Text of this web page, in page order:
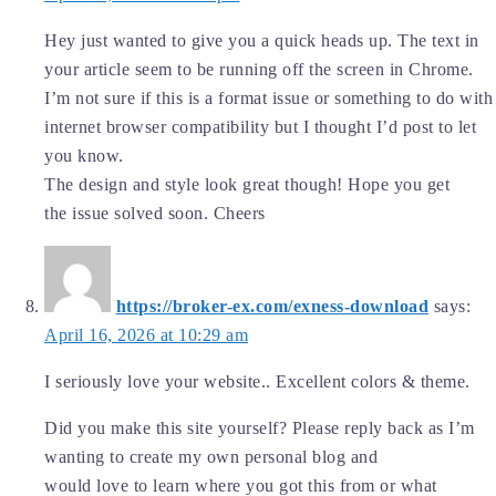
Hey just wanted to give you a quick heads up. The text in
your article seem to be running off the screen in Chrome.
I’m not sure if this is a format issue or something to do with
internet browser compatibility but I thought I’d post to let
you know.
The design and style look great though! Hope you get
the issue solved soon. Cheers
https://broker-ex.com/exness-download says:
April 16, 2026 at 10:29 am
I seriously love your website.. Excellent colors & theme.
Did you make this site yourself? Please reply back as I’m
wanting to create my own personal blog and
would love to learn where you got this from or what